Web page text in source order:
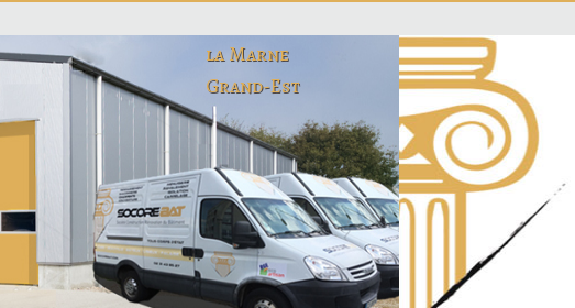
la Marne
Grand-Est